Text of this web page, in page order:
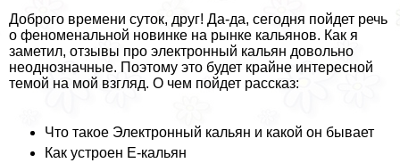
Доброго времени суток, друг! Да-да, сегодня пойдет речь
о феноменальной новинке на рынке кальянов. Как я
заметил, отзывы про электронный кальян довольно
неоднозначные. Поэтому это будет крайне интересной
темой на мой взгляд. О чем пойдет рассказ:
Что такое Электронный кальян и какой он бывает
Как устроен E-кальян